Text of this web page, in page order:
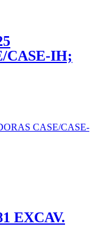
CASE-IH;
CASE/CASE-
EXCAV.